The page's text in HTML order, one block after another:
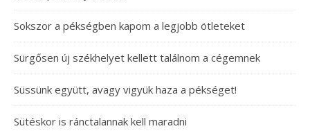
Sokszor a pékségben kapom a legjobb ötleteket
Sürgősen új székhelyet kellett találnom a cégemnek
Süssünk együtt, avagy vigyük haza a pékséget!
Sütéskor is ránctalannak kell maradni